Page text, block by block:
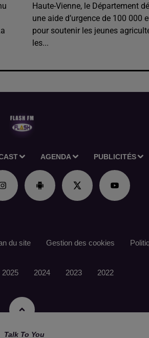
Haute-Vienne, le Département
une aide d’urgence de 100 000
pour soutenir les jeunes
les...
AGENDA PUBLICITÉS
Talk To You
du site Gestion des cookies
2025 2024 2023 2022